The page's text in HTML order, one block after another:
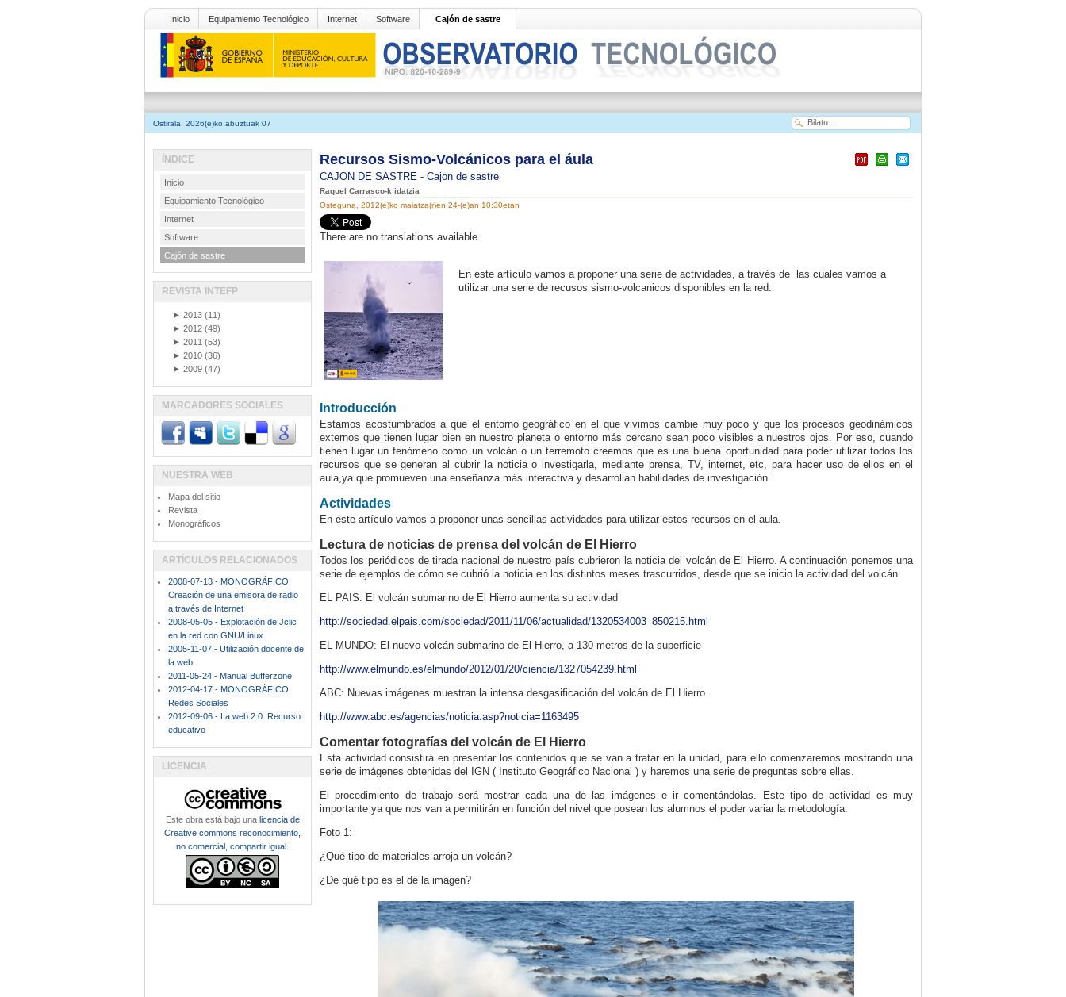
Inicio Equipamiento Tecnológico Internet Software Cajón de sastre
Ostirala, 2026(e)ko abuztuak 07
Recursos Sismo-Volcánicos para el áula
CAJON DE SASTRE - Cajon de sastre
Raquel Carrasco-k idatzia
Osteguna, 2012(e)ko maiatza(r)en 24-(e)an 10:30etan
There are no translations available.
En este artículo vamos a proponer una serie de actividades, a través de las cuales vamos a
utilizar una serie de recusos sismo-volcanicos disponibles en la red.
Introducción
Estamos acostumbrados a que el entorno geográfico en el que vivimos cambie muy poco y que los procesos geodinámicos
externos que tienen lugar bien en nuestro planeta o entorno más cercano sean poco visibles a nuestros ojos. Por eso, cuando
tienen lugar un fenómeno como un volcán o un terremoto creemos que es una buena oportunidad para poder utilizar todos los
recursos que se generan al cubrir la noticia o investigarla, mediante prensa, TV, internet, etc, para hacer uso de ellos en el
aula,ya que promueven una enseñanza más interactiva y desarrollan habilidades de investigación.
Actividades
En este artículo vamos a proponer unas sencillas actividades para utilizar estos recursos en el aula.
Lectura de noticias de prensa del volcán de El Hierro
Todos los periódicos de tirada nacional de nuestro país cubrieron la noticia del volcán de El Hierro. A continuación ponemos una
serie de ejemplos de cómo se cubrió la noticia en los distintos meses trascurridos, desde que se inicio la actividad del volcán
EL PAIS: El volcán submarino de El Hierro aumenta su actividad
http://sociedad.elpais.com/sociedad/2011/11/06/actualidad/1320534003_850215.html
EL MUNDO: El nuevo volcán submarino de El Hierro, a 130 metros de la superficie
http://www.elmundo.es/elmundo/2012/01/20/ciencia/1327054239.html
ABC: Nuevas imágenes muestran la intensa desgasificación del volcán de El Hierro
http://www.abc.es/agencias/noticia.asp?noticia=1163495
Comentar fotografías del volcán de El Hierro
Esta actividad consistirá en presentar los contenidos que se van a tratar en la unidad, para ello comenzaremos mostrando una
serie de imágenes obtenidas del IGN ( Instituto Geográfico Nacional ) y haremos una serie de preguntas sobre ellas.
El procedimiento de trabajo será mostrar cada una de las imágenes e ir comentándolas. Este tipo de actividad es muy
importante ya que nos van a permitirán en función del nivel que posean los alumnos el poder variar la metodología.
Foto 1:
¿Qué tipo de materiales arroja un volcán?
¿De qué tipo es el de la imagen?
ÍNDICE
Inicio
Equipamiento Tecnológico
Internet
Software
Cajón de sastre
REVISTA INTEFP
► 2013 (11)
► 2012 (49)
► 2011 (53)
► 2010 (36)
► 2009 (47)
MARCADORES SOCIALES
NUESTRA WEB
Mapa del sitio
Revista
Monográficos
ARTÍCULOS RELACIONADOS
2008-07-13 - MONOGRÁFICO:
Creación de una emisora de radio
a través de Internet
2008-05-05 - Explotación de Jclic
en la red con GNU/Linux
2005-11-07 - Utilización docente de
la web
2011-05-24 - Manual Bufferzone
2012-04-17 - MONOGRÁFICO:
Redes Sociales
2012-09-06 - La web 2.0. Recurso
educativo
LICENCIA
Este obra está bajo una licencia de
Creative commons reconocimiento,
no comercial, compartir igual